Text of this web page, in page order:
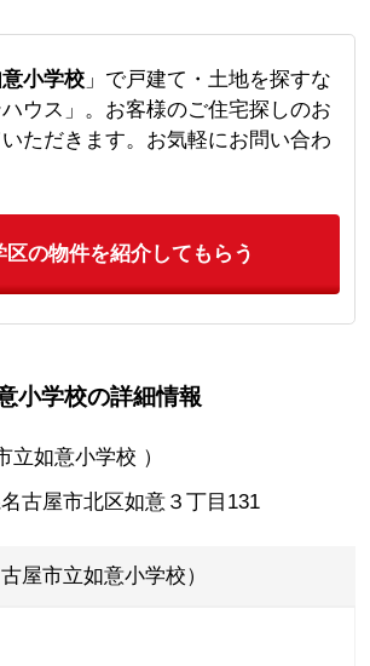
小学校」で戸建て・土地を探すな
ウス」。お客様のご住宅探しのお
ただきます。お気軽にお問い合わ
区の物件を紹介してもらう
小学校の詳細情報
立如意小学校 ）
古屋市北区如意３丁目131
古屋市立如意小学校）